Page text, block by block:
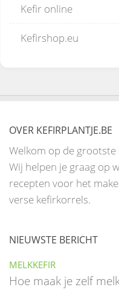
Kefir online
Kefirshop.eu
OVER KEFIRPLANTJE.BE
Welkom op de
Wij helpen je graag op
recepten voor het
verse kefirkorrels.
NIEUWSTE BERICHT
MELKKEFIR
Hoe maak je zelf